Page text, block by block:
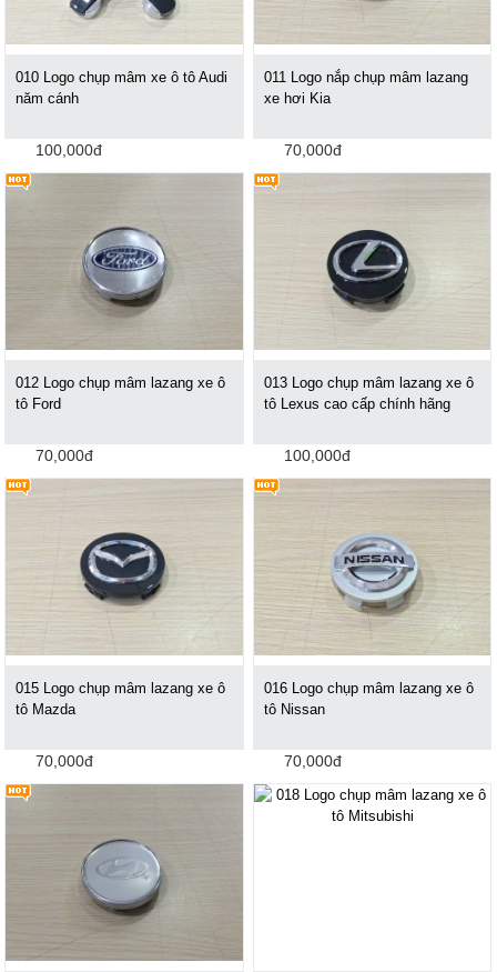
010 Logo chụp mâm xe ô tô Audi
năm cánh
100,000đ
011 Logo nắp chụp mâm lazang
xe hơi Kia
70,000đ
012 Logo chụp mâm lazang xe ô
tô Ford
70,000đ
013 Logo chụp mâm lazang xe ô
tô Lexus cao cấp chính hãng
100,000đ
015 Logo chụp mâm lazang xe ô
tô Mazda
70,000đ
016 Logo chụp mâm lazang xe ô
tô Nissan
70,000đ